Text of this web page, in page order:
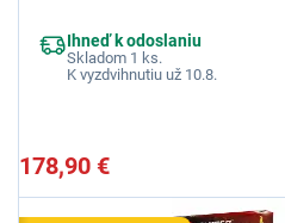
Ihneď k odoslaniu
Skladom 1 ks.
K vyzdvihnutiu už 10.8.
178,90 €